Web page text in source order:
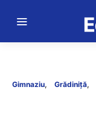
Gimnaziu Grădiniță